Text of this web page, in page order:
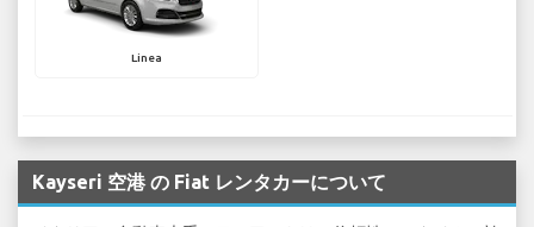
Linea
Kayseri 空港 の Fiat レンタカーについて